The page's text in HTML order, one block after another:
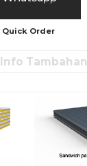
Quick Order
Info Tambahan